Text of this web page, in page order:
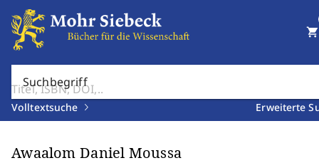
Suchbegriff
Volltextsuche Erweiterte
shopping_cart
Awaalom Daniel Moussa